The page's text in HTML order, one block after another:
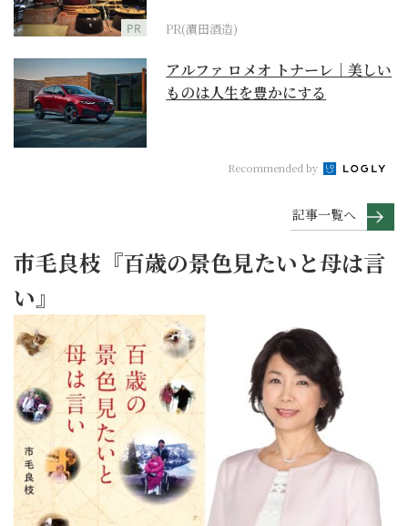
PR PR(濵田酒造)
アルファ ロメオ トナーレ｜美しい
ものは人生を豊かにする
Recommended by
記事一覧へ
市毛良枝『百歳の景色見たいと母は言
い』